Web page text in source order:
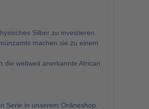
Silber zu investieren.
machen sie zu einem
die weltweit anerkannte African
Serie in unserem Onlineshop.